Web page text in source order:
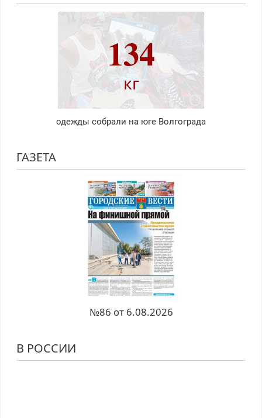
134
кг
одежды собрали на юге Волгограда
ГАЗЕТА
№86 от 6.08.2026
В РОССИИ